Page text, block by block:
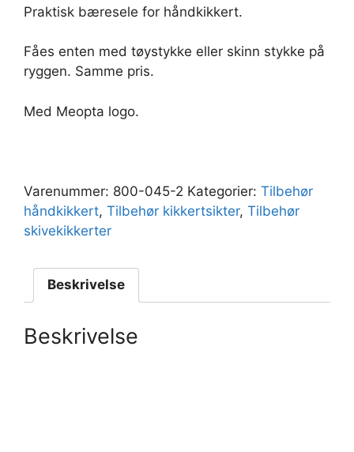
Praktisk bæresele for håndkikkert.
Fåes enten med tøystykke eller skinn stykke på
ryggen. Samme pris.
Med Meopta logo.
Varenummer: 800-045-2 Kategorier: Tilbehør
håndkikkert, Tilbehør kikkertsikter, Tilbehør
skivekikkerter
Beskrivelse
Beskrivelse